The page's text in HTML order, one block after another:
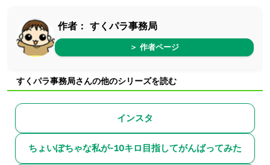
作者： すくパラ事務局
＞ 作者ページ
すくパラ事務局さんの他のシリーズを読む
インスタ
ちょいぽちゃな私が-10キロ目指してがんばってみた